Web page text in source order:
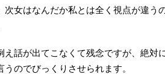
次女はなんだか私とは全く視点が違う
え話が出てこなくて残念ですが、絶対
うのでびっくりさせられます。